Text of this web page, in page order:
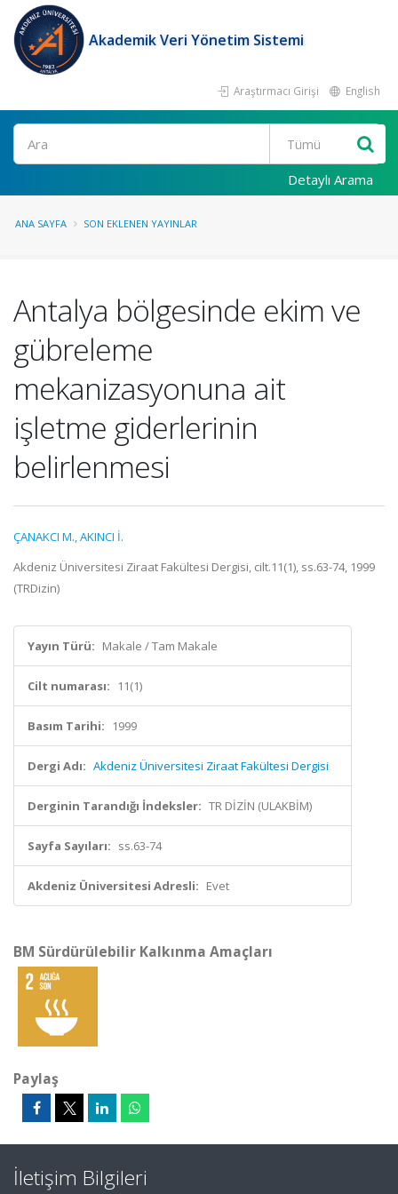
Akademik Veri Yönetim Sistemi
Araştırmacı Girişi English
Ara
Detaylı Arama
ANA SAYFA SON EKLENEN YAYINLAR
Antalya bölgesinde ekim ve
gübreleme
mekanizasyonuna ait
işletme giderlerinin
belirlenmesi
ÇANAKCI M.,AKINCI İ.
Akdeniz Üniversitesi Ziraat Fakültesi Dergisi, cilt.11(1), ss.63-74, 1999
(TRDizin)
Yayın Türü: Makale / Tam Makale
Cilt numarası: 11(1)
Basım Tarihi: 1999
Dergi Adı: Akdeniz Üniversitesi Ziraat Fakültesi Dergisi
Derginin Tarandığı İndeksler: TR DİZİN (ULAKBİM)
Sayfa Sayıları: ss.63-74
Akdeniz Üniversitesi Adresli: Evet
BM Sürdürülebilir Kalkınma Amaçları
Paylaş
İletişim Bilgileri